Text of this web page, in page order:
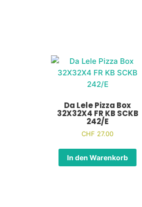
Da Lele Pizza Box
32X32X4 FR KB SCKB
242/E
CHF 27.00
In den Warenkorb